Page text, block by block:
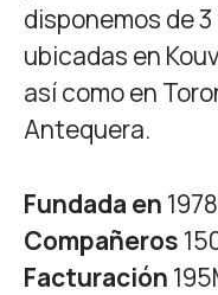
disponemos de
ubicadas en
así como en
Antequera.
Fundada en 1978
Compañeros
Facturación